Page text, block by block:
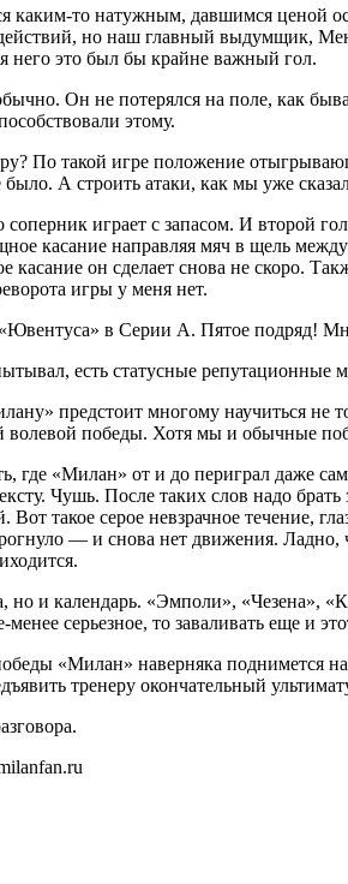
то натужным, давшимся ценой
но наш главный выдумщик,
него это был бы крайне важный гол.
Он не потерялся на поле, как
этому.
По такой игре положение
А строить атаки, как мы уже
играет с запасом. И второй
касание направляя мяч в щель
касание он сделает снова не скоро.
игры у меня нет.
в Серии А. Пятое подряд!
есть статусные репутационные
предстоит многому научиться
волевой победы. Хотя мы и обычные
«Милан» от и до периграл даже
Чушь. После таких слов надо
такое серое невзрачное течение,
— и снова нет движения.
но и календарь. «Эмполи», «Чезена»,
серьезное, то заваливать еще и
«Милан» наверняка поднимется на
тренеру окончательный